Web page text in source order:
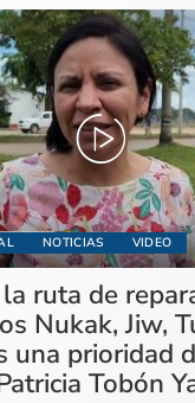
NOTICIAS VIDEO
ruta de
Nukak, Jiw,
una prioridad
Tobón